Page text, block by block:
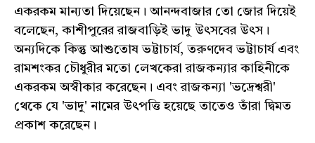
একরকম মান্যতা দিয়েছেন। আনন্দবাজার তো জোর দিয়েই
বলেছেন, কাশীপুরের রাজবাড়িই ভাদু উৎসবের উৎস।
অন্যদিকে কিন্তু আশুতোষ ভট্টাচার্য, তরুণদেব ভট্টাচার্য এবং
রামশংকর চৌধুরীর মতো লেখকেরা রাজকন্যার কাহিনীকে
একরকম অস্বীকার করেছেন। এবং রাজকন্যা 'ভদ্রেশ্বরী'
থেকে যে 'ভাদু' নামের উৎপত্তি হয়েছে তাতেও তাঁরা দ্বিমত
প্রকাশ করেছেন।